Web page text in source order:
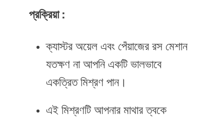
প্রক্রিয়া :
ক্যাস্টর অয়েল এবং পেঁয়াজের রস মেশান
যতক্ষণ না আপনি একটি ভালভাবে
একত্রিত মিশ্রণ পান।
এই মিশ্রণটি আপনার মাথার ত্বকে